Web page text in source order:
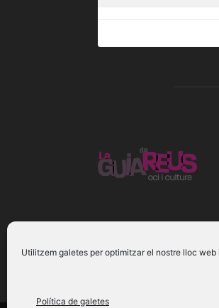
Utilitzem galetes per optimitzar el nostre lloc web
Política de galetes